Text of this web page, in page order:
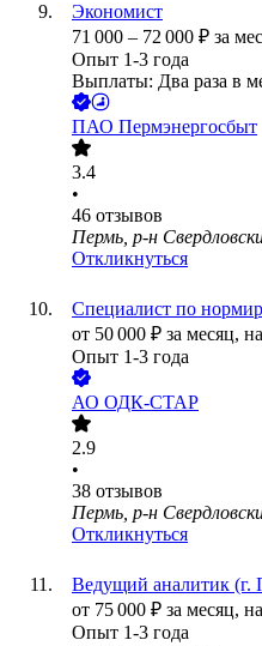
Экономист
71 000 – 72 000 ₽ за
Опыт 1-3 года
Выплаты: Два раза в
ПАО Пермэнергосбыт
3.4
•
46 отзывов
Пермь, р-н
Откликнуться
Специалист по
от 50 000 ₽ за месяц,
Опыт 1-3 года
АО ОДК-СТАР
2.9
•
38 отзывов
Пермь, р-н
Откликнуться
Ведущий аналитик (г.
от 75 000 ₽ за месяц,
Опыт 1-3 года